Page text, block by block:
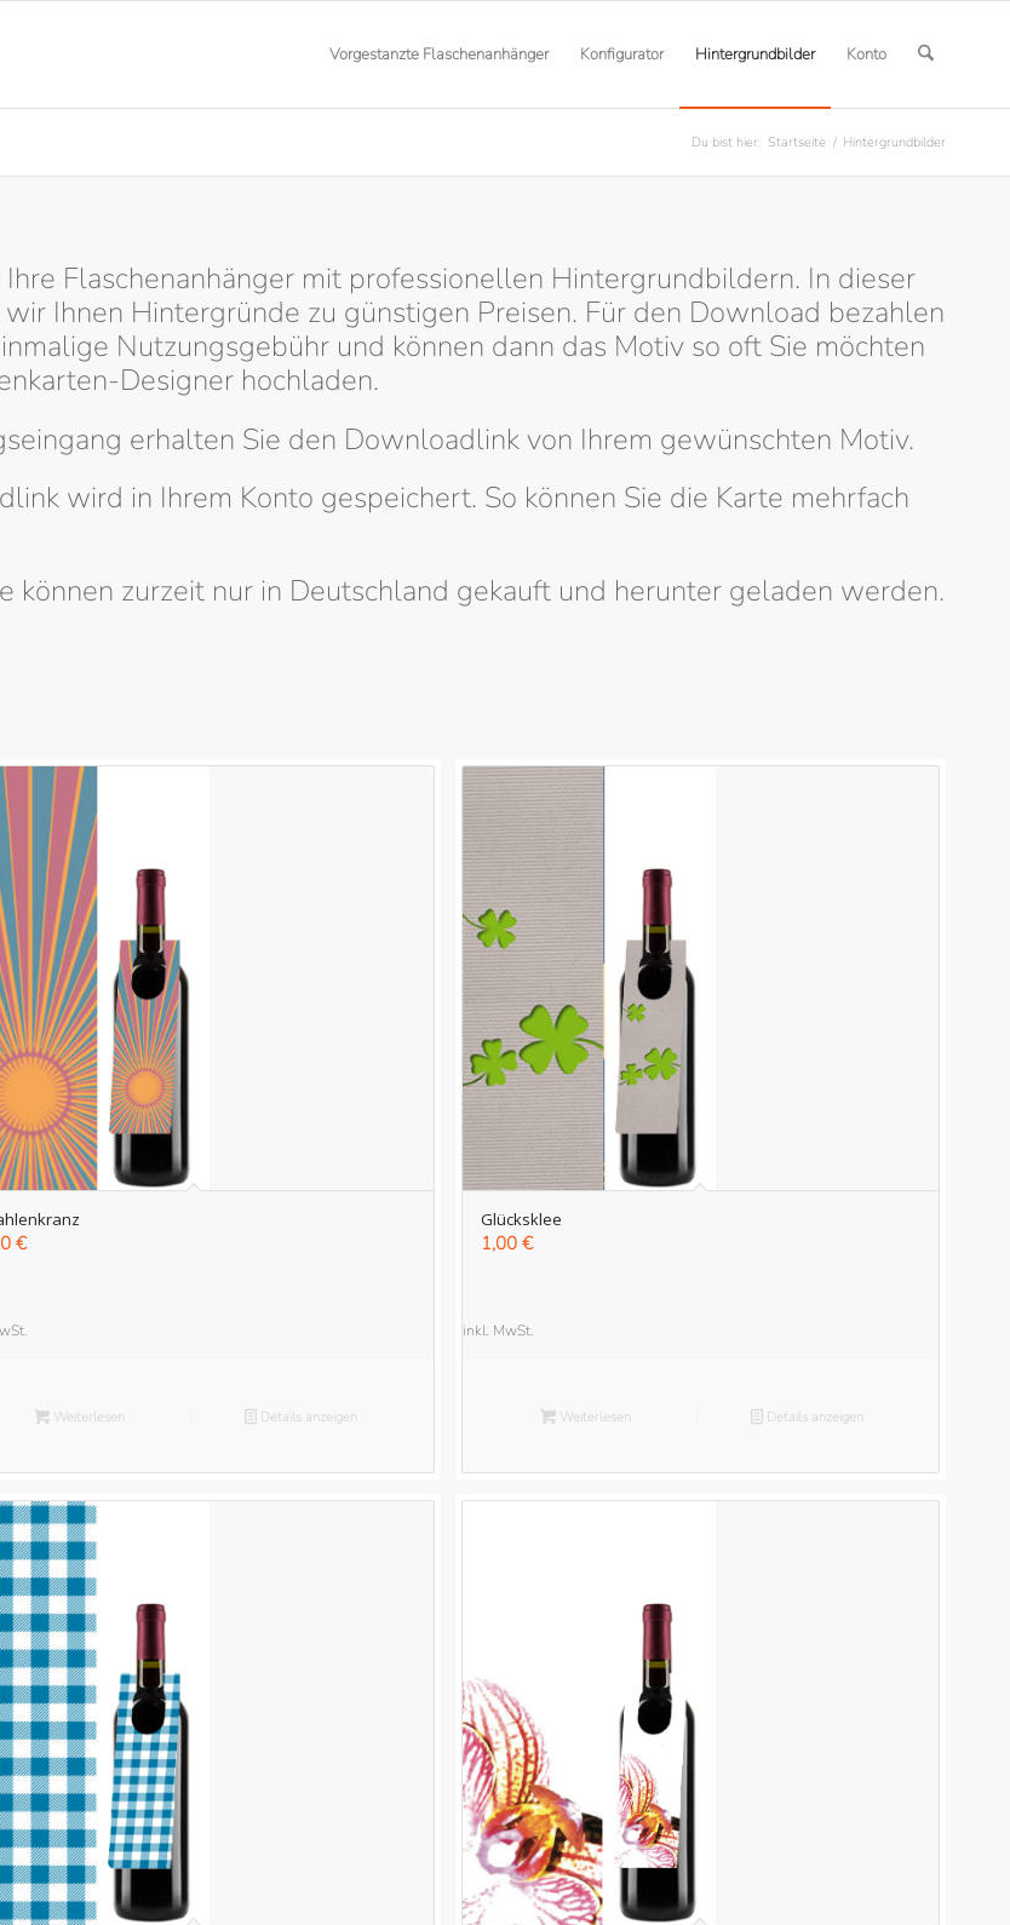
Vorgestanzte Flaschenanhänger Konfigurator Hintergrundbilder Konto
Du bist hier: Startseite / Hintergrundbilder
Flaschenanhänger mit professionellen Hintergrundbildern. In dieser
Ihnen Hintergründe zu günstigen Preisen. Für den Download bezahlen
Nutzungsgebühr und können dann das Motiv so oft Sie möchten
Designer hochladen.
erhalten Sie den Downloadlink von Ihrem gewünschten Motiv.
wird in Ihrem Konto gespeichert. So können Sie die Karte mehrfach
können zurzeit nur in Deutschland gekauft und herunter geladen werden.
€
Weiterlesen Details anzeigen
Glücksklee
1,00 €
inkl. MwSt.
Weiterlesen Details anzeigen